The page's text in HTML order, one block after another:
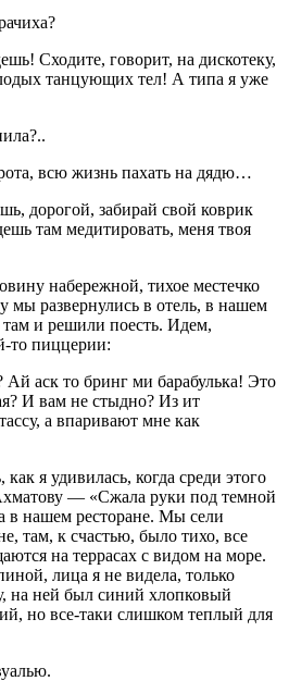
Сходите, говорит, на дискотеку,
танцующих тел! А типа я уже
всю жизнь пахать на дядю…
дорогой, забирай свой коврик
там медитировать, меня твоя
набережной, тихое местечко
мы развернулись в отель, в нашем
там и решили поесть. Идем,
то пиццерии:
аск то бринг ми барабулька! Это
И вам не стыдно? Из ит
а впаривают мне как
я удивилась, когда среди этого
— «Сжала руки под темной
в нашем ресторане. Мы сели
там, к счастью, было тихо, все
на террасах с видом на море.
лица я не видела, только
на ней был синий хлопковый
но все-таки слишком теплый для